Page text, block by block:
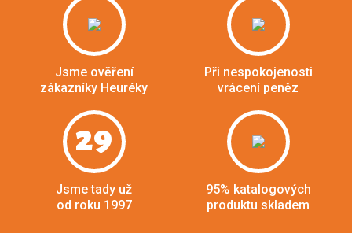
Jsme ověření
zákazníky Heuréky
Při nespokojenosti
vrácení peněz
29
Jsme tady už
od roku 1997
95% katalogových
produktu skladem